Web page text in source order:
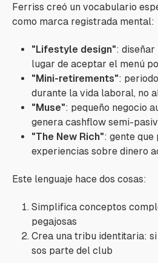
Ferriss creó un vocabulario
como marca registrada mental:
"Lifestyle design": diseñar
lugar de aceptar el menú
"Mini-retirements":
durante la vida laboral, no
"Muse": pequeño negocio
genera cashflow semi-
"The New Rich": gente
experiencias sobre dinero
Este lenguaje hace dos cosas:
Simplifica conceptos
pegajosas
Crea una tribu identitaria:
sos parte del club